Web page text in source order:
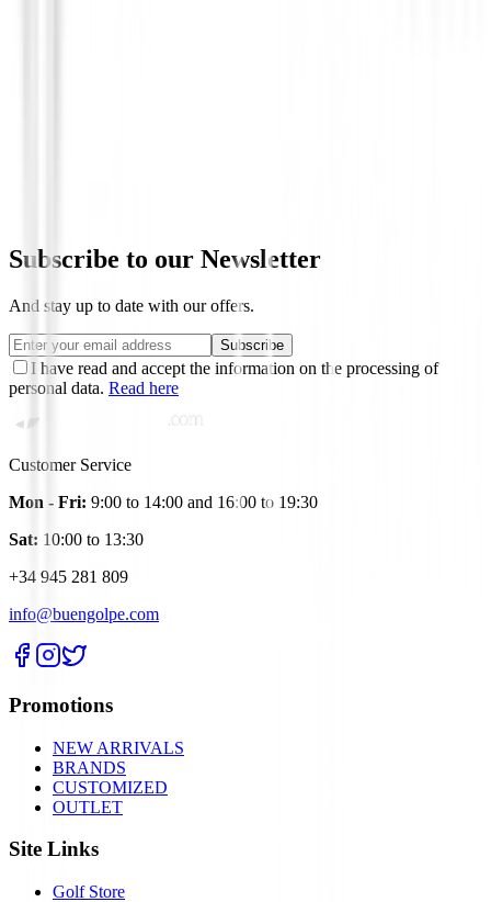
Subscribe to our Newsletter
And stay up to date with our offers.
Subscribe
I have read and accept the information on the processing of
personal data. Read here
Customer Service
Mon - Fri: 9:00 to 14:00 and 16:00 to 19:30
Sat: 10:00 to 13:30
+34 945 281 809
info@buengolpe.com
Promotions
NEW ARRIVALS
BRANDS
CUSTOMIZED
OUTLET
Site Links
Golf Store